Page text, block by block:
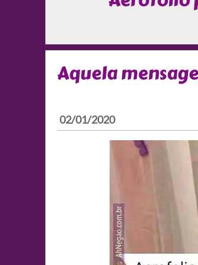
Aquela
02/01/2020